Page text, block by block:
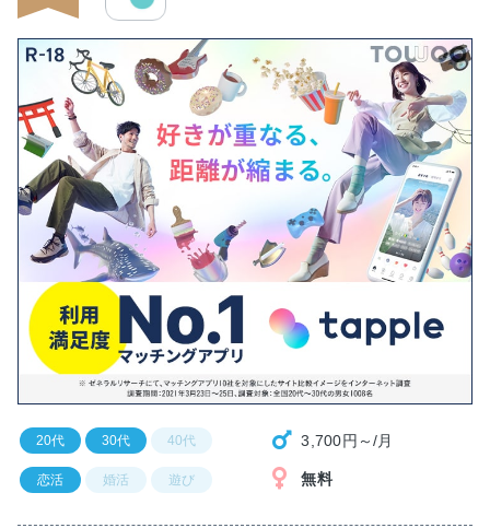
20代 30代 40代
恋活 婚活 遊び
3,700円～/月
無料